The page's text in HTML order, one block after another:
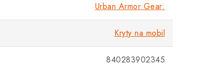
Urban Armor Gear:
Kryty na mobil
840283902345